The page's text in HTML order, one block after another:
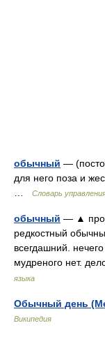
обычный —
для него поза и
Словарь
обычный — ▲
редкостный
всегдашний.
мудреного нет.
языка
Обычный день
Википедия